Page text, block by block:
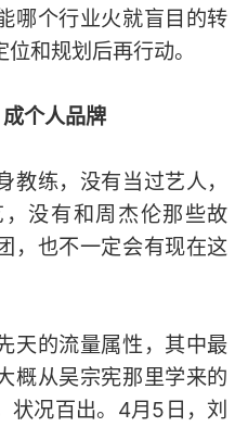
哪个行业火就盲目的转
和规划后再行动。
个人品牌
教练，没有当过艺人，
没有和周杰伦那些故
，也不一定会有现在这
天的流量属性，其中最
概从吴宗宪那里学来的
状况百出。4月5日，刘